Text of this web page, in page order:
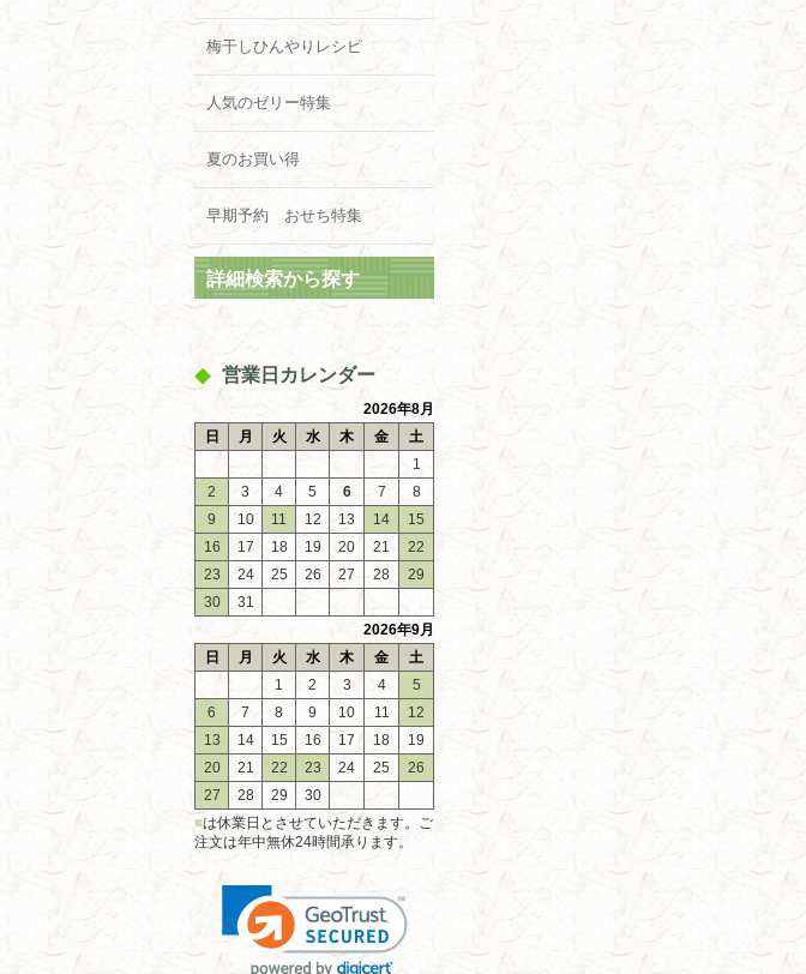
梅干しひんやりレシピ
人気のゼリー特集
夏のお買い得
早期予約 おせち特集
詳細検索から探す
営業日カレンダー
2026年8月
日
月 火 水 木 金
土
1
2
3 4 5 6 7
8
9
10 11 12 13 14
15
16
17 18 19 20 21
22
23
24 25 26 27 28
29
30
31
2026年9月
日
月 火 水 木 金
土
1
2 3 4
5
6
7 8 9 10 11
12
13
14 15 16 17 18
19
20
21 22 23 24 25
26
27
28 29
30
■は休業日とさせていただきます。ご
注文は年中無休24時間承ります。